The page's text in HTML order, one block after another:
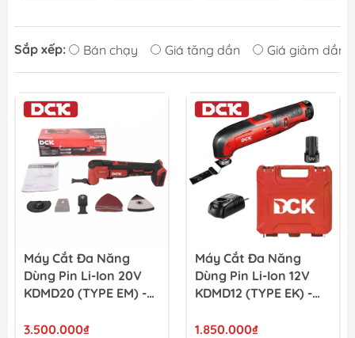
Sắp xếp: Bán chạy Giá tăng dần Giá giảm dần
Máy Cắt Đa Năng
Dùng Pin Li-Ion 20V
KDMD20 (TYPE EM) -
3.500.000₫
Máy Cắt Đa Năng
Dùng Pin Li-Ion 12V
KDMD12 (TYPE EK) -
1.850.000₫